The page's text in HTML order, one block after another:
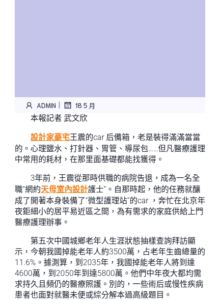
ADMIN | 18 5 月
本報記者 武文欣
設計家豪宅王震的car 后備箱，老是裝得滿滿當當
的。心理鹽水、打針器、胃管、導尿包……但凡醫療護理
中常用的耗材，在那里面基礎都能找獲得。
3年前，王震從那時供職的病院告退，成為一名全
職“網約天母室內設計護士”。自那時起，他的任務就釀
成了開著本身裝備了“微型護理站”的car ，奔忙在北京年
夜鉅細小的居平易近區之間，為有需求的家庭供給上門
醫療護理辦事。
第五次中國城鄉老年人生涯狀態抽樣查詢拜訪顯
示，今朝我國掉能老年人約3500萬，占老年生齒總量的
11.6%。據測算，到2035年，我國掉能老年人將到達
4600萬，到2050年到達5800萬。他們中年夜大都均需
求持久且頻仍的醫療照護。別的，一些術后或慢性疾病
患者也面對就醫未便或綜分解本過高級題目。